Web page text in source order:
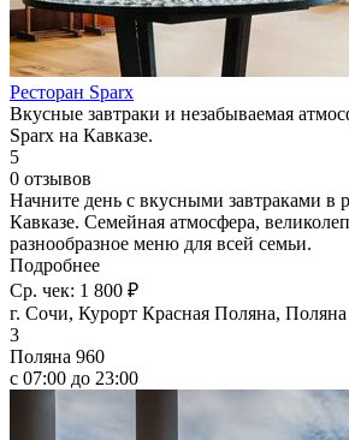
Ресторан Sparx
Вкусные завтраки и незабываемая
Sparx на Кавказе.
5
0 отзывов
Начните день с вкусными завтраками в
Кавказе. Семейная атмосфера,
разнообразное меню для всей семьи.
Подробнее
Ср. чек: 1 800 ₽
г. Сочи, Курорт Красная Поляна,
3
Поляна 960
с 07:00 до 23:00